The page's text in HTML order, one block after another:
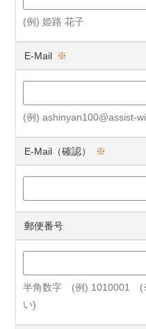
(例) 姫路 花子
E-Mail ※
(例) ashinyan100@assist-
E-Mail（確認） ※
郵便番号
半角数字 (例) 1010001 (※
い)